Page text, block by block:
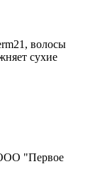
волосы
сухие
ООО "Первое